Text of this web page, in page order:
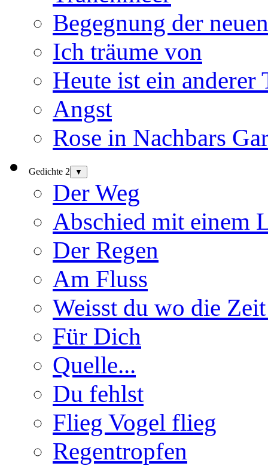
Begegnung der
Ich träume von
Heute ist ein anderer
Angst
Rose in Nachbars
Gedichte 2 ▼
Der Weg
Abschied mit einem
Der Regen
Am Fluss
Weisst du wo die
Für Dich
Quelle...
Du fehlst
Flieg Vogel flieg
Regentropfen